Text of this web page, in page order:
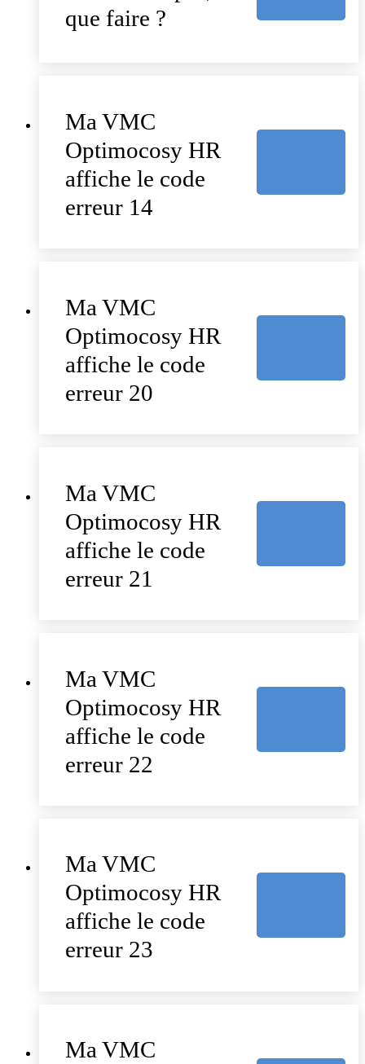
que faire ?
Ma VMC
Optimocosy HR
affiche le code
erreur 14
Ma VMC
Optimocosy HR
affiche le code
erreur 20
Ma VMC
Optimocosy HR
affiche le code
erreur 21
Ma VMC
Optimocosy HR
affiche le code
erreur 22
Ma VMC
Optimocosy HR
affiche le code
erreur 23
Ma VMC